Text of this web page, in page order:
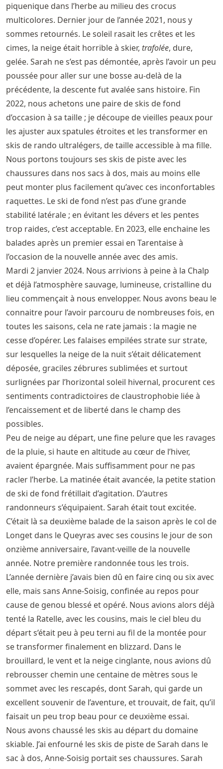
piquenique dans l’herbe au milieu des crocus
multicolores. Dernier jour de l’année 2021, nous y
sommes retournés. Le soleil rasait les crêtes et les
cimes, la neige était horrible à skier, trafolée, dure,
gelée. Sarah ne s’est pas démontée, après l’avoir un peu
poussée pour aller sur une bosse au-delà de la
précédente, la descente fut avalée sans histoire. Fin
2022, nous achetons une paire de skis de fond
d’occasion à sa taille ; je découpe de vieilles peaux pour
les ajuster aux spatules étroites et les transformer en
skis de rando ultralégers, de taille accessible à ma fille.
Nous portons toujours ses skis de piste avec les
chaussures dans nos sacs à dos, mais au moins elle
peut monter plus facilement qu’avec ces inconfortables
raquettes. Le ski de fond n’est pas d’une grande
stabilité latérale ; en évitant les dévers et les pentes
trop raides, c’est acceptable. En 2023, elle enchaine les
balades après un premier essai en Tarentaise à
l’occasion de la nouvelle année avec des amis.
Mardi 2 janvier 2024. Nous arrivions à peine à la Chalp
et déjà l’atmosphère sauvage, lumineuse, cristalline du
lieu commençait à nous envelopper. Nous avons beau le
connaitre pour l’avoir parcouru de nombreuses fois, en
toutes les saisons, cela ne rate jamais : la magie ne
cesse d’opérer. Les falaises empilées strate sur strate,
sur lesquelles la neige de la nuit s’était délicatement
déposée, graciles zébrures sublimées et surtout
surlignées par l’horizontal soleil hivernal, procurent ces
sentiments contradictoires de claustrophobie liée à
l’encaissement et de liberté dans le champ des
possibles.
Peu de neige au départ, une fine pelure que les ravages
de la pluie, si haute en altitude au cœur de l’hiver,
avaient épargnée. Mais suffisamment pour ne pas
racler l’herbe. La matinée était avancée, la petite station
de ski de fond frétillait d’agitation. D’autres
randonneurs s’équipaient. Sarah était tout excitée.
C’était là sa deuxième balade de la saison après le col de
Longet dans le Queyras avec ses cousins le jour de son
onzième anniversaire, l’avant-veille de la nouvelle
année. Notre première randonnée tous les trois.
L’année dernière j’avais bien dû en faire cinq ou six avec
elle, mais sans Anne-Soisig, confinée au repos pour
cause de genou blessé et opéré. Nous avions alors déjà
tenté la Ratelle, avec les cousins, mais le ciel bleu du
départ s’était peu à peu terni au fil de la montée pour
se transformer finalement en blizzard. Dans le
brouillard, le vent et la neige cinglante, nous avions dû
rebrousser chemin une centaine de mètres sous le
sommet avec les rescapés, dont Sarah, qui garde un
excellent souvenir de l’aventure, et trouvait, de fait, qu’il
faisait un peu trop beau pour ce deuxième essai.
Nous avons chaussé les skis au départ du domaine
skiable. J’ai enfourné les skis de piste de Sarah dans le
sac à dos, Anne-Soisig portait ses chaussures. Sarah